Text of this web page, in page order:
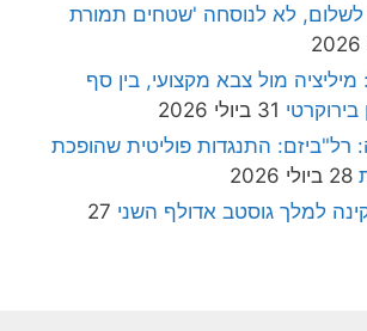
לשלום, לא לנוסחה 'שטחים תמורת
מול צבא מקצועי, בין סף
31 ביולי 2026
רל"ביזם: התנגדות פוליטית שהופכת
28 ביולי 2026
למלך גוסטב אדולף השני 27